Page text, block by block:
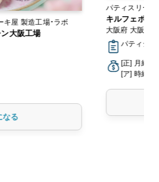
パティスリー・スイーツ・ケーキ屋 製造工場・ラボ
大阪工場
なる
パティスリー・
キルフェボン
大阪府 大阪市
パティシエ
[正] 月給
[ア] 時給